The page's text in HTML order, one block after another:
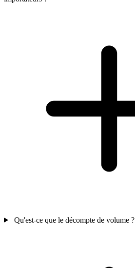
Qu'est-ce que le décompte de volume ?